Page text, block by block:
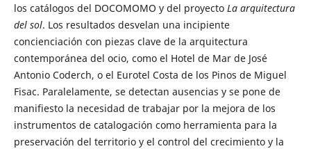
los catálogos del DOCOMOMO y del proyecto La arquitectura
del sol. Los resultados desvelan una incipiente
concienciación con piezas clave de la arquitectura
contemporánea del ocio, como el Hotel de Mar de José
Antonio Coderch, o el Eurotel Costa de los Pinos de Miguel
Fisac. Paralelamente, se detectan ausencias y se pone de
manifiesto la necesidad de trabajar por la mejora de los
instrumentos de catalogación como herramienta para la
preservación del territorio y el control del crecimiento y la